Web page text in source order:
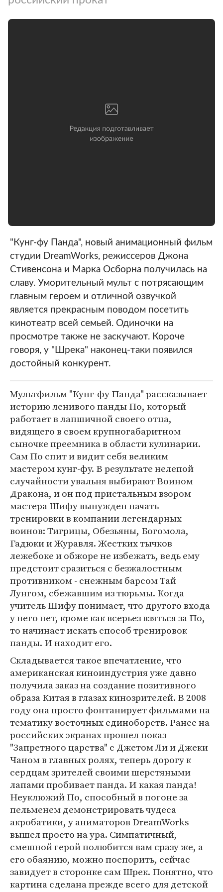
"Кунг-фу Панда", новый анимационный фильм
студии DreamWorks, режиссеров Джона
Стивенсона и Марка Осборна получилась на
славу. Уморительный мульт с потрясающим
главным героем и отличной озвучкой
является прекрасным поводом посетить
кинотеатр всей семьей. Одиночки на
просмотре также не заскучают. Короче
говоря, у "Шрека" наконец-таки появился
достойный конкурент.
Мультфильм "Кунг-фу Панда" рассказывает
историю ленивого панды По, который
работает в лапшичной своего отца,
видящего в своем крупногабаритном
сыночке преемника в области кулинарии.
Сам По спит и видит себя великим
мастером кунг-фу. В результате нелепой
случайности увальня выбирают Воином
Дракона, и он под пристальным взором
мастера Шифу вынужден начать
тренировки в компании легендарных
воинов: Тигрицы, Обезьяны, Богомола,
Гадюки и Журавля. Жестких тычков
лежебоке и обжоре не избежать, ведь ему
предстоит сразиться с безжалостным
противником - снежным барсом Тай
Лунгом, сбежавшим из тюрьмы. Когда
учитель Шифу понимает, что другого входа
у него нет, кроме как всерьез взяться за По,
то начинает искать способ тренировок
панды. И находит его.
Складывается такое впечатление, что
американская киноиндустрия уже давно
получила заказ на создание позитивного
образа Китая в глазах кинозрителей. В 2008
году она просто фонтанирует фильмами на
тематику восточных единоборств. Ранее на
российских экранах прошел показ
"Запретного царства" с Джетом Ли и Джеки
Чаном в главных ролях, теперь дорогу к
сердцам зрителей своими шерстяными
лапами пробивает панда. И какая панда!
Неуклюжий По, способный в погоне за
пельменем демонстрировать чудеса
акробатики, у аниматоров DreamWorks
вышел просто на ура. Симпатичный,
смешной герой полюбится вам сразу же, а
его обаянию, можно поспорить, сейчас
завидует в сторонке сам Шрек. Понятно, что
картина сделана прежде всего для детской